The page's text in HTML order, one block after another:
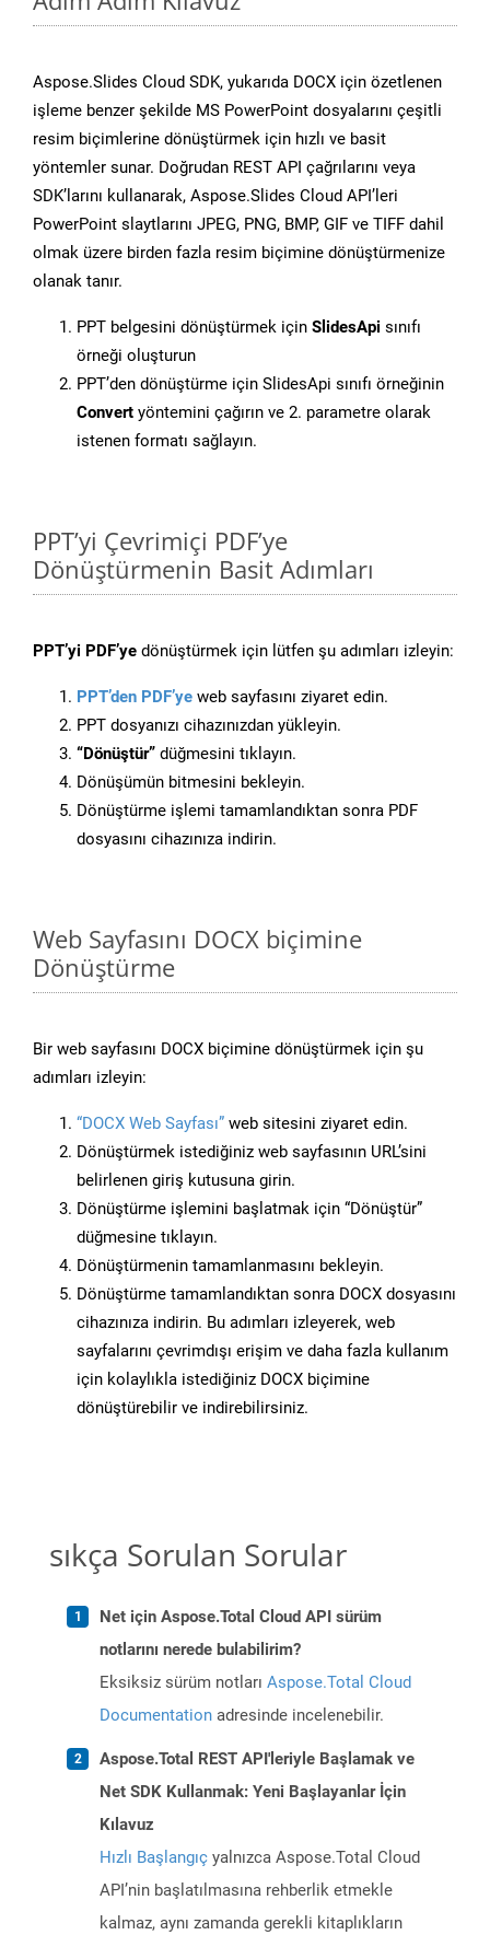
Aspose.Slides Cloud SDK, yukarıda DOCX için özetlenen
işleme benzer şekilde MS PowerPoint dosyalarını çeşitli
resim biçimlerine dönüştürmek için hızlı ve basit
yöntemler sunar. Doğrudan REST API çağrılarını veya
SDK’larını kullanarak, Aspose.Slides Cloud API’leri
PowerPoint slaytlarını JPEG, PNG, BMP, GIF ve TIFF dahil
olmak üzere birden fazla resim biçimine dönüştürmenize
olanak tanır.
PPT belgesini dönüştürmek için SlidesApi sınıfı
örneği oluşturun
PPT’den dönüştürme için SlidesApi sınıfı örneğinin
Convert yöntemini çağırın ve 2. parametre olarak
istenen formatı sağlayın.
PPT’yi Çevrimiçi PDF’ye
Dönüştürmenin Basit Adımları
PPT’yi PDF’ye dönüştürmek için lütfen şu adımları izleyin:
PPT’den PDF’ye web sayfasını ziyaret edin.
PPT dosyanızı cihazınızdan yükleyin.
“Dönüştür” düğmesini tıklayın.
Dönüşümün bitmesini bekleyin.
Dönüştürme işlemi tamamlandıktan sonra PDF
dosyasını cihazınıza indirin.
Web Sayfasını DOCX biçimine
Dönüştürme
Bir web sayfasını DOCX biçimine dönüştürmek için şu
adımları izleyin:
“DOCX Web Sayfası” web sitesini ziyaret edin.
Dönüştürmek istediğiniz web sayfasının URL’sini
belirlenen giriş kutusuna girin.
Dönüştürme işlemini başlatmak için “Dönüştür”
düğmesine tıklayın.
Dönüştürmenin tamamlanmasını bekleyin.
Dönüştürme tamamlandıktan sonra DOCX dosyasını
cihazınıza indirin. Bu adımları izleyerek, web
sayfalarını çevrimdışı erişim ve daha fazla kullanım
için kolaylıkla istediğiniz DOCX biçimine
dönüştürebilir ve indirebilirsiniz.
sıkça Sorulan Sorular
Net için Aspose.Total Cloud API sürüm
notlarını nerede bulabilirim?
Eksiksiz sürüm notları Aspose.Total Cloud
Documentation adresinde incelenebilir.
Aspose.Total REST API'leriyle Başlamak ve
Net SDK Kullanmak: Yeni Başlayanlar İçin
Kılavuz
Hızlı Başlangıç yalnızca Aspose.Total Cloud
API’nin başlatılmasına rehberlik etmekle
kalmaz, aynı zamanda gerekli kitaplıkların